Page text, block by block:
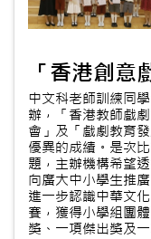
「香港創
中文科老師訓練同
辦，「香港教師戲
會」及「戲劇教育
優異的成績。是次
題，主辦機構希望
向廣大中小學生推
進一步認識中華文
賽，獲得小學組團
獎、一項傑出獎及